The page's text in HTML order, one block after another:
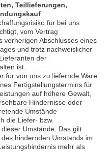
Teillieferungen,
für bei uns
vom Vertrag
vorherigen Abschlusses eines
und trotz nachweislicher
der
ist.
für von uns zu liefernde Ware
Fertigstellungstermins für
auf höhere Gewalt,
Hindernisse oder
Umstände
die Liefer- bzw.
Umstände. Das gilt
hindernden Umstands im
mehr als